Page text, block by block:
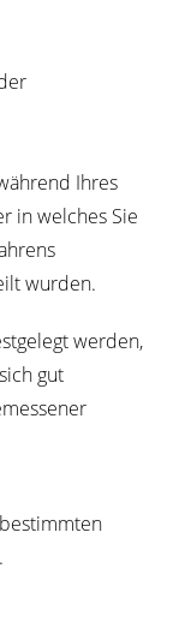
Ihres
in welches Sie
wurden.
werden,
gut